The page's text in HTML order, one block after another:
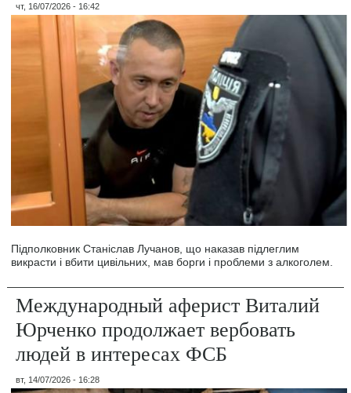
чт, 16/07/2026 - 16:42
Підполковник Станіслав Лучанов, що наказав підлеглим
викрасти і вбити цивільних, мав борги і проблеми з алкоголем.
Международный аферист Виталий
Юрченко продолжает вербовать
людей в интересах ФСБ
вт, 14/07/2026 - 16:28